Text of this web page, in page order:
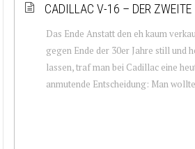
CADILLAC V-16 – DER ZWEITE
Das Ende Anstatt den eh kaum
gegen Ende der 30er Jahre still und
lassen, traf man bei Cadillac eine
anmutende Entscheidung: Man